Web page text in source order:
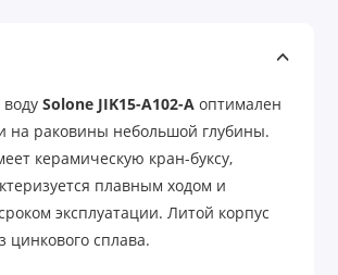
Solone JIK15-A102-A оптимален
на раковины небольшой глубины.
керамическую кран-буксу,
плавным ходом и
эксплуатации. Литой корпус
цинкового сплава.